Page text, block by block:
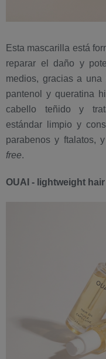
Esta mascarilla está
reparar el daño y
medios, gracias a una
pantenol y queratina
cabello teñido y
estándar limpio y
parabenos y ftalatos,
free.
OUAI - lightweight